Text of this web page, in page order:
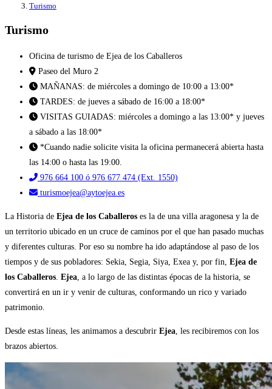
Turismo
Turismo
Oficina de turismo de Ejea de los Caballeros
Paseo del Muro 2
MAÑANAS: de miércoles a domingo de 10:00 a 13:00*
TARDES: de jueves a sábado de 16:00 a 18:00*
VISITAS GUIADAS: miércoles a domingo a las 13:00* y jueves
a sábado a las 18:00*
*Cuando nadie solicite visita la oficina permanecerá abierta hasta
las 14:00 o hasta las 19:00.
976 664 100 ó 976 677 474 (Ext. 1550)
turismoejea@aytoejea.es
La Historia de Ejea de los Caballeros es la de una villa aragonesa y la de
un territorio ubicado en un cruce de caminos por el que han pasado muchas
y diferentes culturas. Por eso su nombre ha ido adaptándose al paso de los
tiempos y de sus pobladores: Sekia, Segia, Siya, Exea y, por fin, Ejea de
los Caballeros. Ejea, a lo largo de las distintas épocas de la historia, se
convertirá en un ir y venir de culturas, conformando un rico y variado
patrimonio.
Desde estas líneas, les animamos a descubrir Ejea, les recibiremos con los
brazos abiertos.